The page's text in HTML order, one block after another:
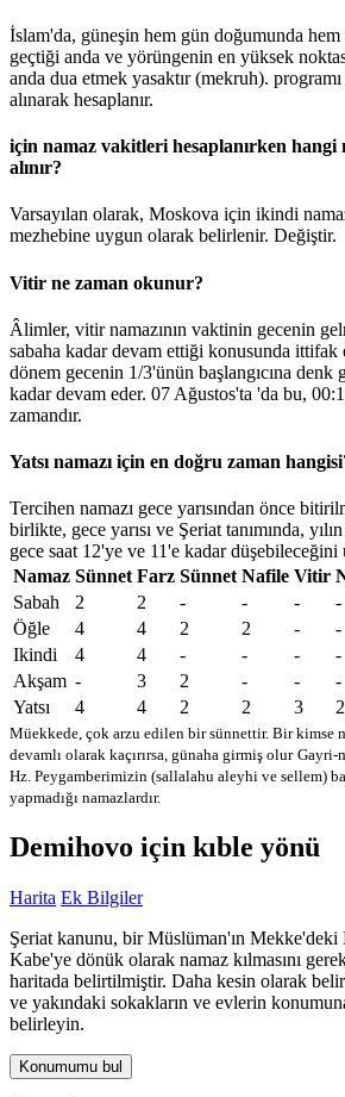
İslam'da, güneşin hem gün doğumunda hem
geçtiği anda ve yörüngenin en yüksek
anda dua etmek yasaktır (mekruh).
alınarak hesaplanır.
için namaz vakitleri hesaplanırken hangi
alınır?
Varsayılan olarak, Moskova için ikindi
mezhebine uygun olarak belirlenir. Değiştir.
Vitir ne zaman okunur?
Âlimler, vitir namazının vaktinin gecenin
sabaha kadar devam ettiği konusunda
dönem gecenin 1/3'ünün başlangıcına denk
kadar devam eder. 07 Ağustos'ta 'da bu,
zamandır.
Yatsı namazı için en doğru zaman
Tercihen namazı gece yarısından önce
birlikte, gece yarısı ve Şeriat tanımında,
gece saat 12'ye ve 11'e kadar düşebileceğini
Namaz Sünnet Farz Sünnet Nafile Vitir
Sabah
2 2 - - -
-
Öğle
4 4 2 2 -
-
Ikindi
4 4 - - -
-
Akşam - 3 2 - -
-
Yatsı
4 4 2 2 3 2
Müekkede, çok arzu edilen bir sünnettir. Bir kimse
devamlı olarak kaçırırsa, günaha girmiş olur Gayri-
Hz. Peygamberimizin (sallalahu aleyhi ve sellem)
yapmadığı namazlardır.
Demihovo için kıble yönü
Harita Ek Bilgiler
Şeriat kanunu, bir Müslüman'ın
Kabe'ye dönük olarak namaz kılmasını
haritada belirtilmiştir. Daha kesin olarak
ve yakındaki sokakların ve evlerin
belirleyin.
Konumumu bul